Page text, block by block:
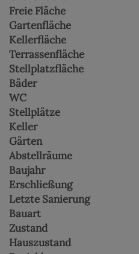
Freie Fläche
Gartenfläche
Kellerfläche
Terrassenfläche
Stellplatzfläche
Bäder
WC
Stellplätze
Keller
Gärten
Abstellräume
Baujahr
Erschließung
Letzte Sanierung
Bauart
Zustand
Hauszustand